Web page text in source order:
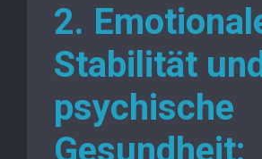
2.
Stabilität und
psychische
Gesundheit: